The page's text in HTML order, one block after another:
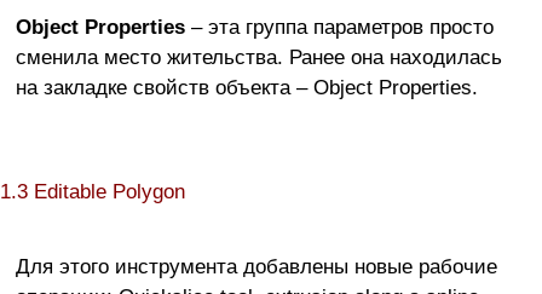
Object Properties– эта группа параметров просто
сменила место жительства. Ранее она находилась
на закладке свойств объекта – Object Properties.
1.3 Editable Polygon
Для этого инструмента добавлены новые рабочие